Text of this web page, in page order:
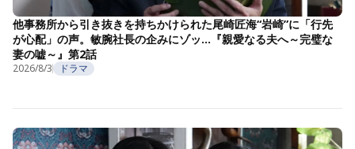
他事務所から引き抜きを持ちかけられた尾崎匠海“岩崎”に「行先
が心配」の声。敏腕社長の企みにゾッ…『親愛なる夫へ～完璧な
妻の嘘～』第2話
2026/8/3 ドラマ